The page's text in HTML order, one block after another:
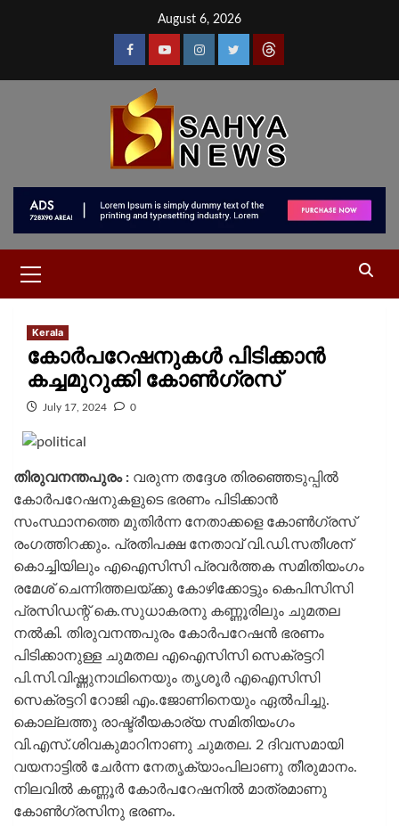
August 6, 2026
Kerala
കോർപറേഷനുകൾ പിടിക്കാൻ
കച്ചമുറുക്കി കോൺഗ്രസ്
July 17, 2024 0
തിരുവനന്തപുരം : വരുന്ന തദ്ദേശ തിരഞ്ഞെടുപ്പിൽ
കോർപറേഷനുകളുടെ ഭരണം പിടിക്കാൻ
സംസ്ഥാനത്തെ മുതിർന്ന നേതാക്കളെ കോൺഗ്രസ്
രംഗത്തിറക്കും. പ്രതിപക്ഷ നേതാവ് വി.ഡി.സതീശന്
കൊച്ചിയിലും എഐസിസി പ്രവർത്തക സമിതിയംഗം
രമേശ് ചെന്നിത്തലയ്ക്കു കോഴിക്കോട്ടും കെപിസിസി
പ്രസിഡന്റ് കെ.സുധാകരനു കണ്ണൂരിലും ചുമതല
നൽകി. തിരുവനന്തപുരം കോർപറേഷൻ ഭരണം
പിടിക്കാനുള്ള ചുമതല എഐസിസി സെക്രട്ടറി
പി.സി.വിഷ്ണുനാഥിനെയും തൃശൂർ എഐസിസി
സെക്രട്ടറി റോജി എം.ജോണിനെയും ഏൽപിച്ചു.
കൊല്ലത്തു രാഷ്ട്രീയകാര്യ സമിതിയംഗം
വി.എസ്.ശിവകുമാറിനാണു ചുമതല. 2 ദിവസമായി
വയനാട്ടിൽ ചേർന്ന നേതൃക്യാംപിലാണു തീരുമാനം.
നിലവിൽ കണ്ണൂർ കോർപറേഷനിൽ മാത്രമാണു
കോൺഗ്രസിനു ഭരണം.